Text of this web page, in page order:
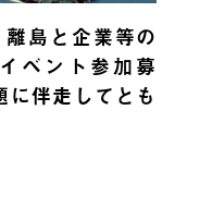
島と企業等の
ベント参加募
に伴走してとも